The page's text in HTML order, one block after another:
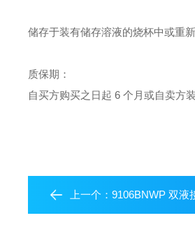
储存于装有储存溶液的烧杯中或重
质保期：
自买方购买之日起 6 个月或自卖方
上一个：9106BNWP 双液接